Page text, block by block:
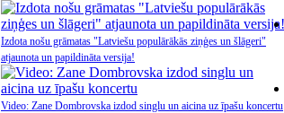
Izdota nošu grāmatas "Latviešu populārākās ziņģes un šlāgeri"
atjaunota un papildināta versija!
Video: Zane Dombrovska izdod singlu un aicina uz īpašu koncertu